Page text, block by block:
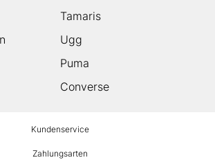
Tamaris
Ugg
Puma
Converse
Kundenservice
Zahlungsarten